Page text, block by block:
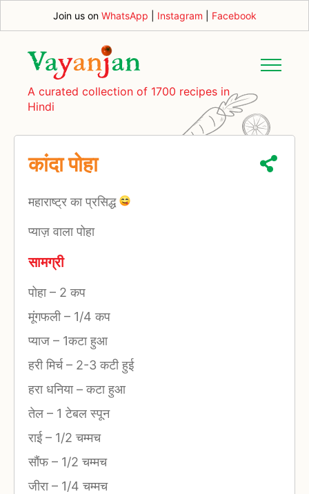
Join us on WhatsApp Instagram Facebook
A curated collection of 1700 recipes in
Hindi
कांदा पोहा
महाराष्ट्र का प्रसिद्ध
प्याज़ वाला पोहा
सामग्री
पोहा– 2 कप
मूंगफली– 1/4 कप
प्याज – 1कटा हुआ
हरी मिर्च– 2-3 कटी हुई
हरा धनिया–कटा हुआ
तेल – 1 टेबल स्पून
राई– 1/2 चम्मच
सौंफ– 1/2 चम्मच
जीरा– 1/4 चम्मच